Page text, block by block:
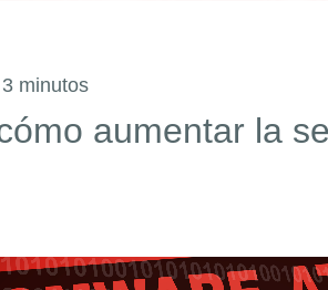
3 minutos
aumentar la